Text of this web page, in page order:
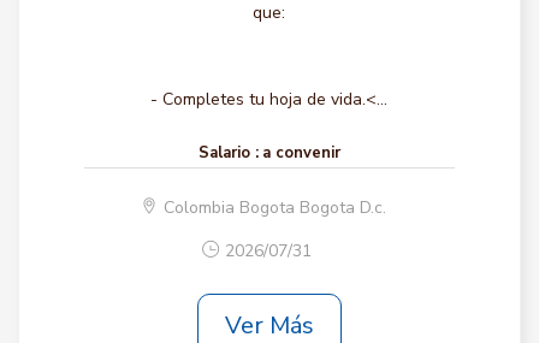
que:
- Completes tu hoja de vida.<...
Salario : a convenir
Colombia Bogota Bogota D.c.
2026/07/31
Ver Más